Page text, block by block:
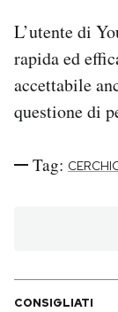
Sport
PODCAST
I MIEI
L’utente di
rapida ed
accettabile
questione di
Tag:
CONSIGLIATI